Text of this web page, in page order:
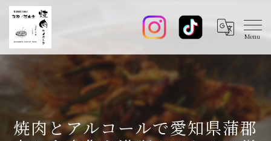
焼肉とアルコールで愛知県蒲郡